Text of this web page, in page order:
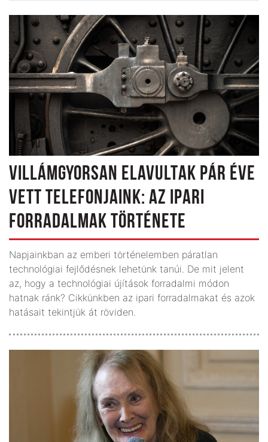
VILLÁMGYORSAN ELAVULTAK PÁR ÉVE
VETT TELEFONJAINK: AZ IPARI
FORRADALMAK TÖRTÉNETE
Napjainkban az emberi történelemben páratlan
technológiai fejlődésnek lehetünk tanúi. De mit jelent
az, hogy a technológiai újítások forradalmi módon
hatnak ránk? Cikkünkben az ipari forradalmakat és azok
hatásait tekintjük át röviden.